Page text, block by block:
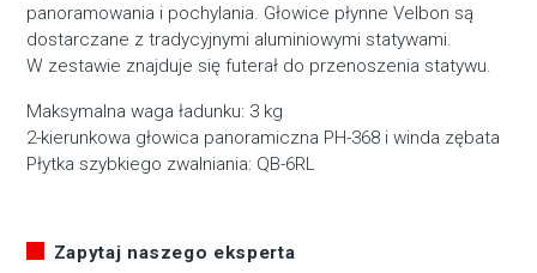
panoramowania i pochylania. Głowice płynne Velbon są
dostarczane z tradycyjnymi aluminiowymi statywami.
W zestawie znajduje się futerał do przenoszenia statywu.
Maksymalna waga ładunku: 3 kg
2-kierunkowa głowica panoramiczna PH-368 i winda zębata
Płytka szybkiego zwalniania: QB-6RL
Zapytaj naszego eksperta